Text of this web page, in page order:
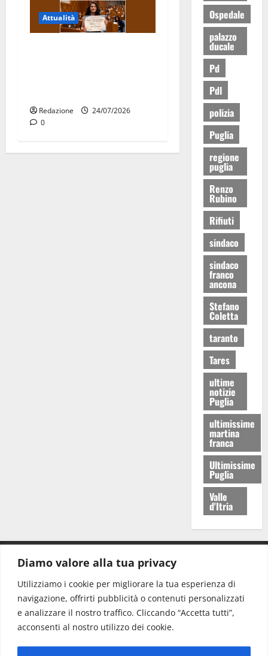
Diamo valore alla tua privacy
Utilizziamo i cookie per migliorare la tua esperienza di
navigazione, offrirti pubblicità o contenuti personalizzati
e analizzare il nostro traffico. Cliccando “Accetta tutti”,
acconsenti al nostro utilizzo dei cookie.
Attualità
Redazione
24/07/2026
0
Ospedale
palazzo
ducale
Pd
Pdl
polizia
Puglia
regione
puglia
Renzo
Rubino
Rifiuti
sindaco
sindaco
franco
ancona
Stefano
Coletta
taranto
Tares
ultime
notizie
Puglia
ultimissime
martina
franca
Ultimissime
Puglia
Valle
d'Itria
Redazione: redazione@www.martinasera.it
Direttore:direttore@www.martinasera.it
Info & Commerciale:info@www.martinasera.it